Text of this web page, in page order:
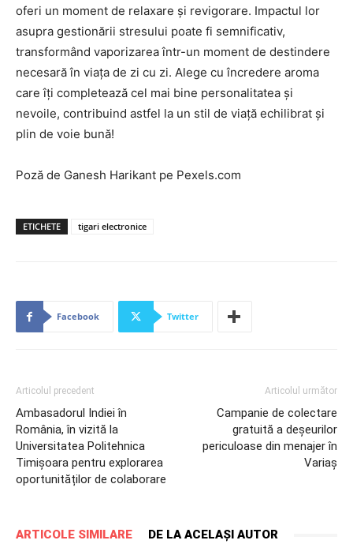
oferi un moment de relaxare și revigorare. Impactul lor
asupra gestionării stresului poate fi semnificativ,
transformând vaporizarea într-un moment de destindere
necesară în viața de zi cu zi. Alege cu încredere aroma
care îți completează cel mai bine personalitatea și
nevoile, contribuind astfel la un stil de viață echilibrat și
plin de voie bună!
Poză de Ganesh Harikant pe Pexels.com
ETICHETE tigari electronice
Facebook Twitter
Articolul precedent
Ambasadorul Indiei în
România, în vizită la
Universitatea Politehnica
Timișoara pentru explorarea
oportunităților de colaborare
Articolul următor
Campanie de colectare
gratuită a deșeurilor
periculoase din menajer în
Variaș
ARTICOLE SIMILARE DE LA ACELAȘI AUTOR